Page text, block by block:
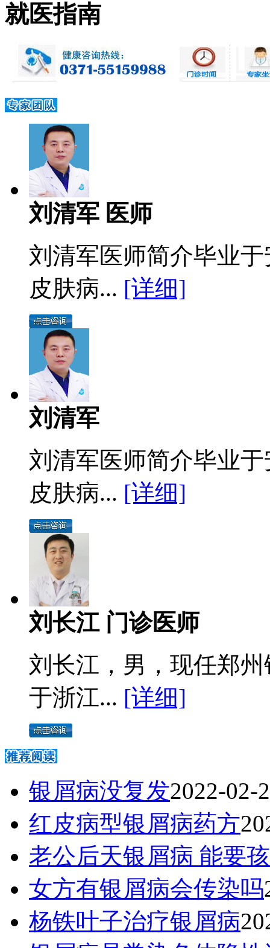
就医指南
刘清军 医师
刘清军医师简介毕业
皮肤病... [详细]
刘清军
刘清军医师简介毕业
皮肤病... [详细]
刘长江 门诊医师
刘长江，男，现任郑
于浙江... [详细]
银屑病没复发2022-02-
红皮病型银屑病药方
老公后天银屑病 能要
女方有银屑病会传染吗
杨铁叶子治疗银屑病